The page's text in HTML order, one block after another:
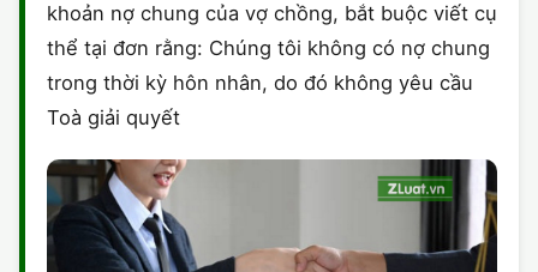
khoản nợ chung của vợ chồng, bắt buộc viết cụ
thể tại đơn rằng: Chúng tôi không có nợ chung
trong thời kỳ hôn nhân, do đó không yêu cầu
Toà giải quyết